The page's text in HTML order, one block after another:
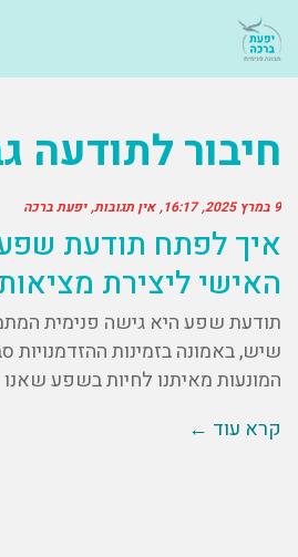
חיבור לתודעה
9 במרץ 2025 16:17 אין תגובות יפעת ברכה
איך לפתח תודעת
האישי ליצירת
תודעת שפע היא גישה פנימית
שיש, באמונה בזמינות ההזדמנויות
המונעות מאיתנו לחיות בשפע שאנו
קרא עוד ←